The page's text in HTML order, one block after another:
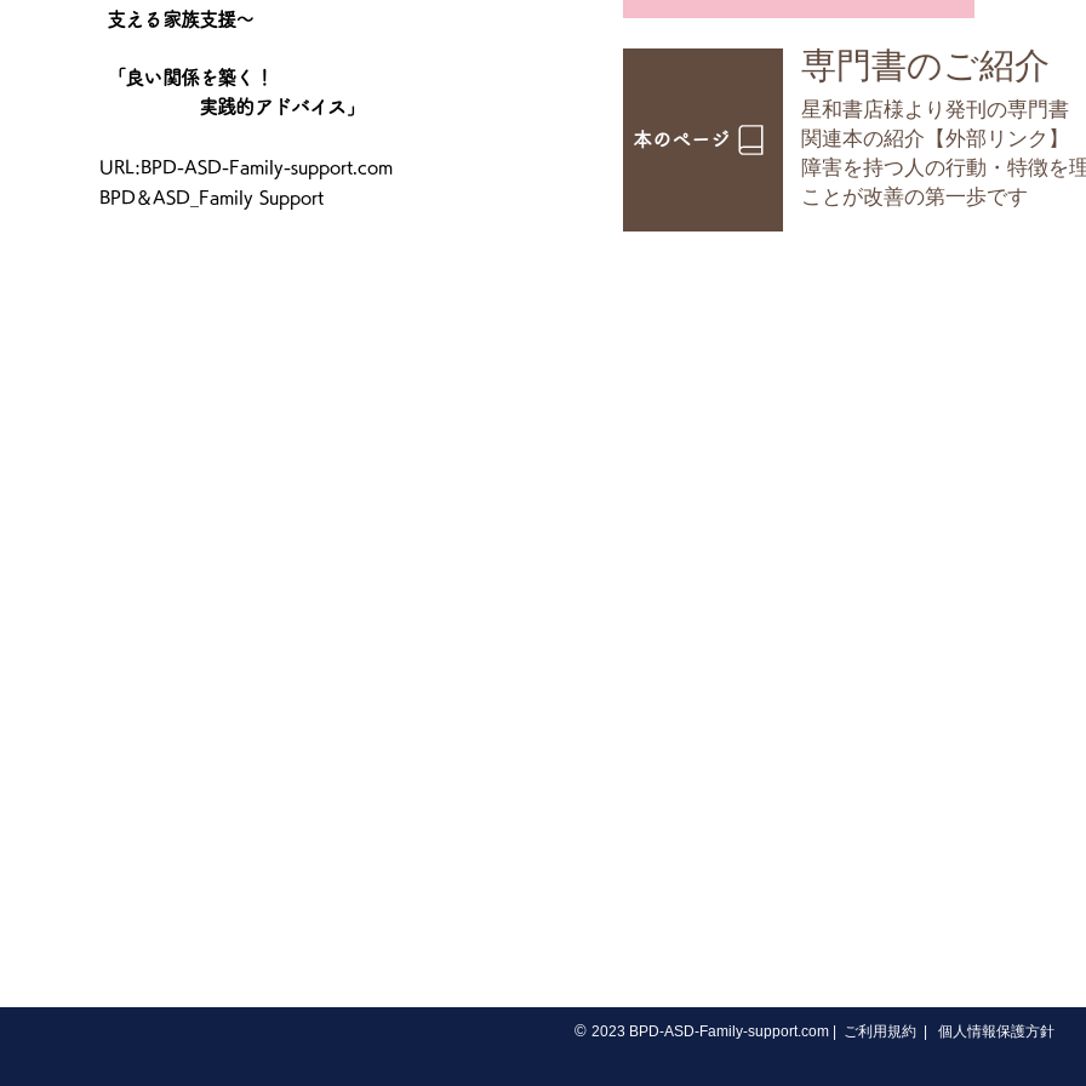
支える家族支援〜
「良い関係を築く！
実践的アドバイス」
​URL:BPD-ASD-Family-support.com
BPD＆ASD_Family Support
本のページ
​専門書のご紹介
星和書店様より発刊の専門書
​関連本の紹介【外部リンク】
障害を持つ人の行動・特徴を
ことが改善の第一歩です
© 2023 BPD-ASD-Family-support.com | ご利用規約 | 個人情報保護方針